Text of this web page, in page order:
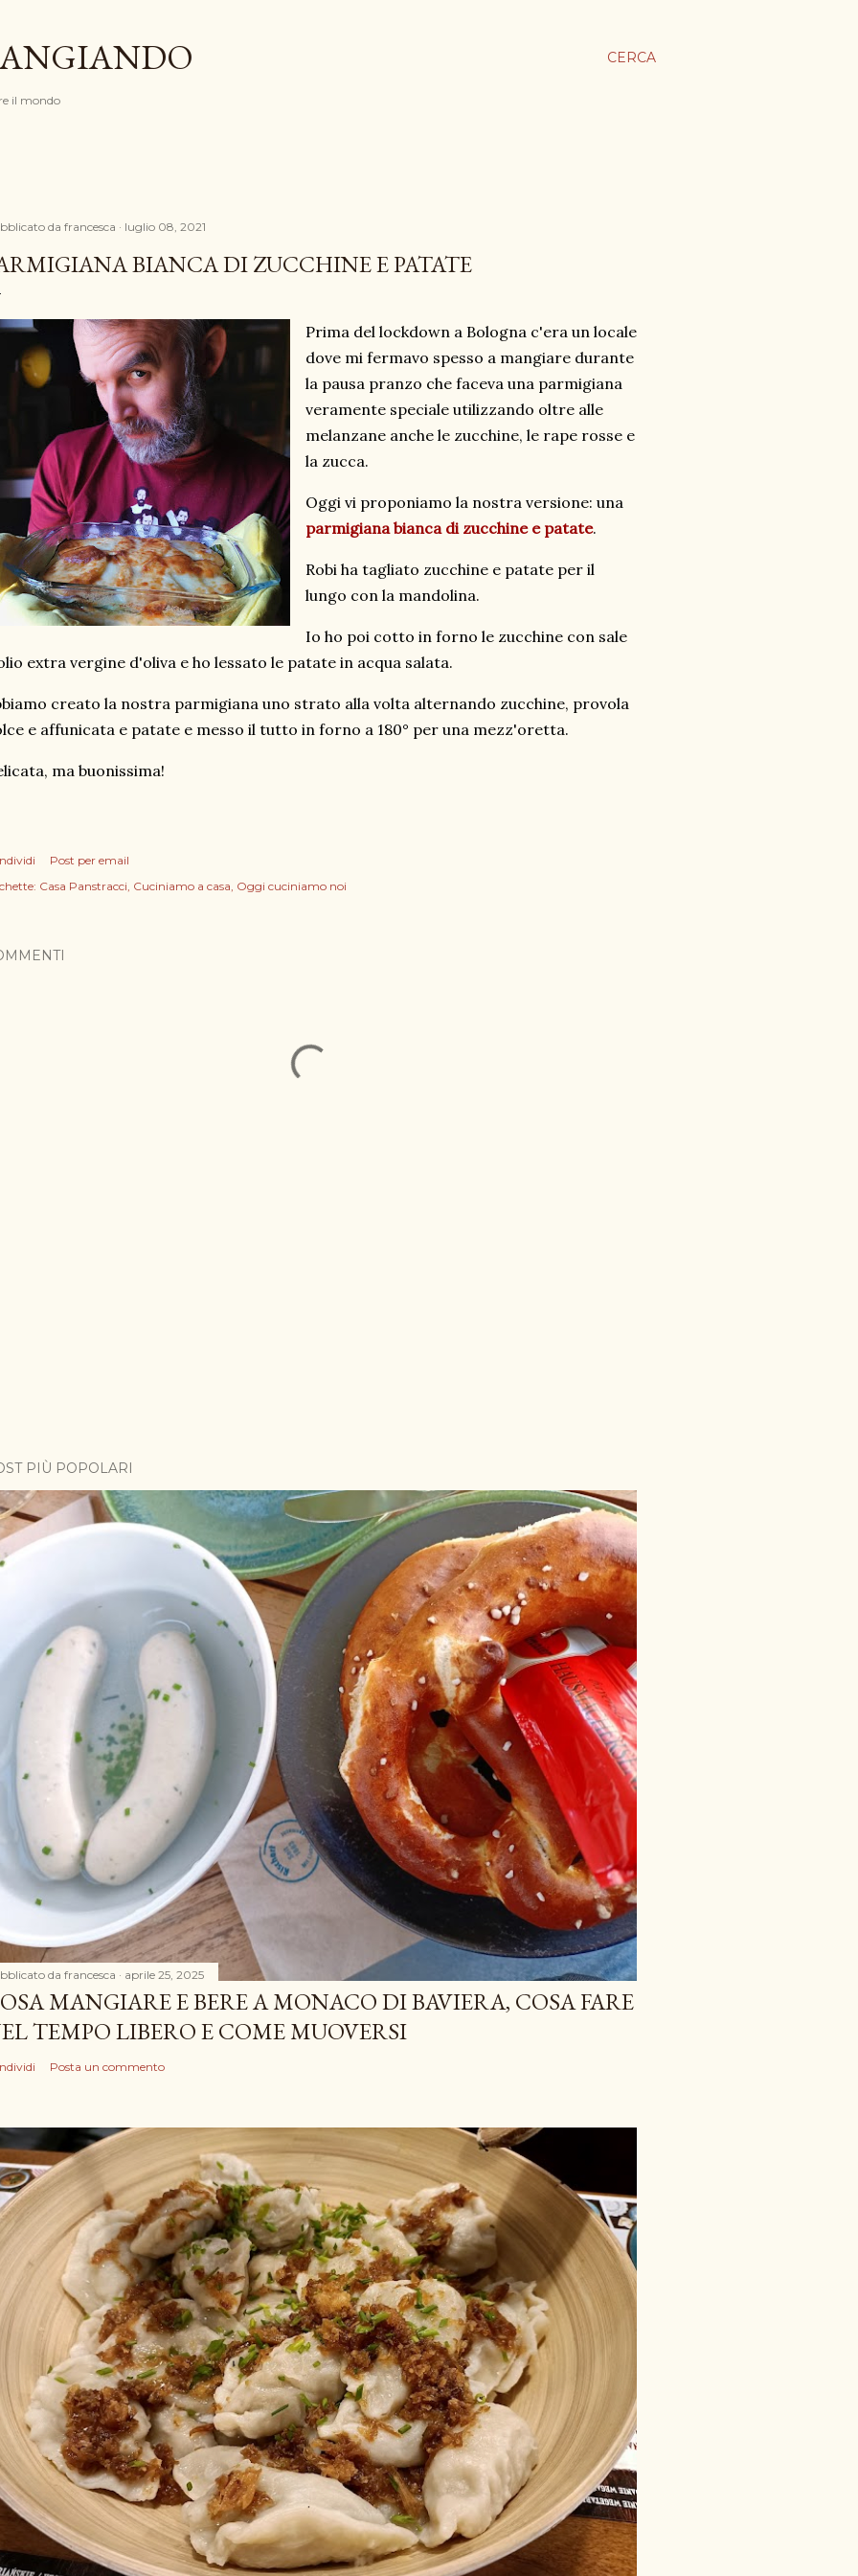
CERCA
il mondo
da francesca luglio 08, 2021
BIANCA DI ZUCCHINE E PATATE
Prima del lockdown a Bologna c'era un locale
dove mi fermavo spesso a mangiare durante
la pausa pranzo che faceva una parmigiana
veramente speciale utilizzando oltre alle
melanzane anche le zucchine, le rape rosse e
la zucca.
Oggi vi proponiamo la nostra versione: una
parmigiana bianca di zucchine e patate.
Robi ha tagliato zucchine e patate per il
lungo con la mandolina.
Io ho poi cotto in forno le zucchine con sale
extra vergine d'oliva e ho lessato le patate in acqua salata.
creato la nostra parmigiana uno strato alla volta alternando zucchine, provola
e affunicata e patate e messo il tutto in forno a 180° per una mezz'oretta.
ma buonissima!
Post per email
Casa Panstracci Cuciniamo a casa Oggi cuciniamo noi
PIÙ POPOLARI
da francesca aprile 25, 2025
MANGIARE E BERE A MONACO DI BAVIERA, COSA FARE
TEMPO LIBERO E COME MUOVERSI
Posta un commento